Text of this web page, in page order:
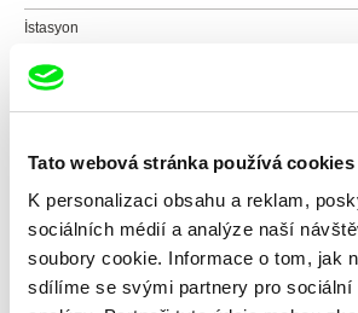
Tato webová stránka používá cookies
K personalizaci obsahu a reklam,
sociálních médií a analýze naší
soubory cookie. Informace o tom, jak
sdílíme se svými partnery pro sociální
İstasyon
Taksi Şoförü / Taxi Driver
Endişe / Úzkost
Umut / Hope